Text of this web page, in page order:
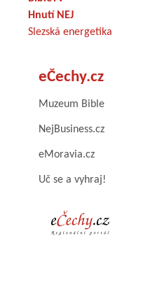
Hnutí NEJ
Slezská energetika
eČechy.cz
Muzeum Bible
NejBusiness.cz
eMoravia.cz
Uč se a vyhraj!